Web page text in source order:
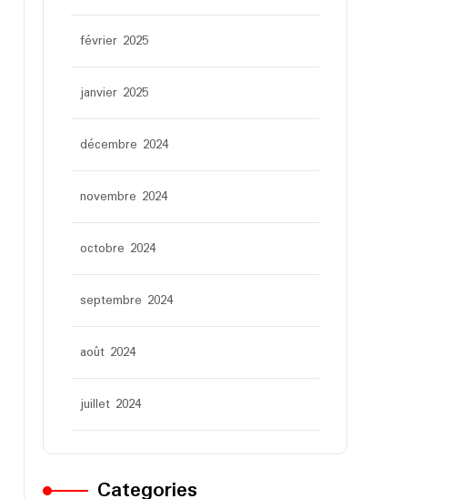
février 2025
janvier 2025
décembre 2024
novembre 2024
octobre 2024
septembre 2024
août 2024
juillet 2024
Categories